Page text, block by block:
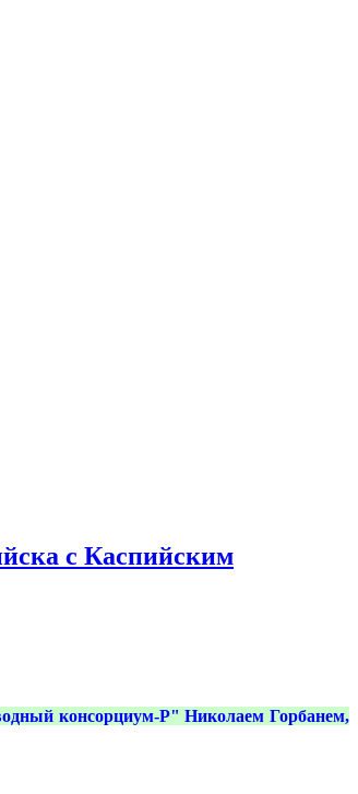
с Каспийским
консорциум-Р" Николаем Горбанем,